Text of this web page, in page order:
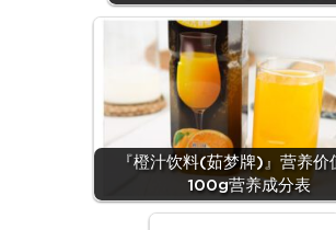
『橙汁饮料(茹梦牌)』营养
100g营养成分表